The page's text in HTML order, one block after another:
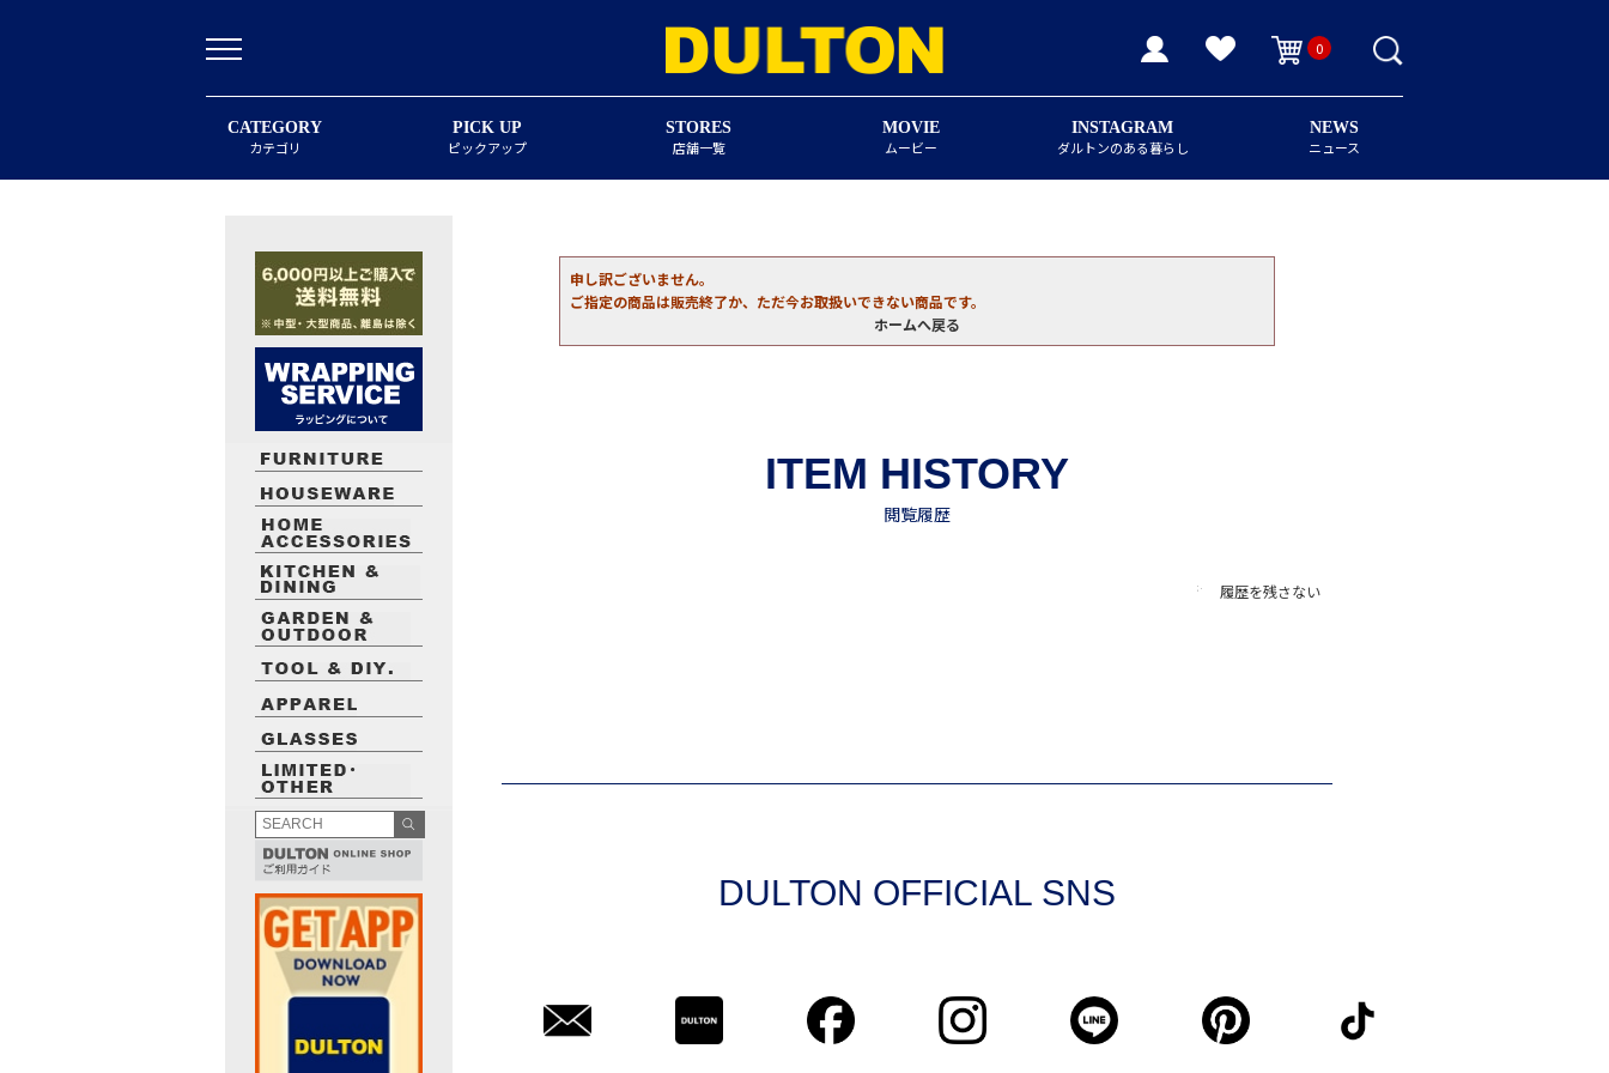
0
CATEGORY
カテゴリ
PICK UP
ピックアップ
STORES
店舗一覧
MOVIE
ムービー
INSTAGRAM
ダルトンのある暮らし
NEWS
ニュース
申し訳ございません。
ご指定の商品は販売終了か、ただ今お取扱いできない商品です。
ホームへ戻る
履歴を残さない
DULTON OFFICIAL SNS